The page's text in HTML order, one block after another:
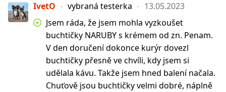
IvetO vybraná testerka
13.05.2023
Jsem ráda, že jsem mohla vyzkoušet
buchtičky NARUBY s krémem od zn. Penam.
V den doručení dokonce kurýr dovezl
buchtičky přesně ve chvíli, kdy jsem si
udělala kávu. Takže jsem hned balení načala.
Chuťově jsou buchtičky velmi dobré, náplně